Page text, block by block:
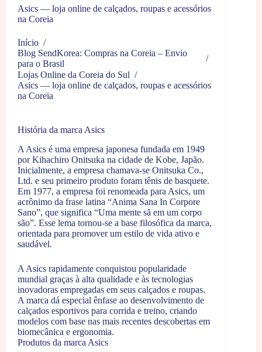
Asics — loja online de calçados, roupas e acessórios
na Coreia
Início /
Blog SendKorea: Compras na Coreia – Envio
para o Brasil
/
Lojas Online da Coreia do Sul /
Asics — loja online de calçados, roupas e acessórios
na Coreia
História da marca Asics
A Asics é uma empresa japonesa fundada em 1949
por Kihachiro Onitsuka na cidade de Kobe, Japão.
Inicialmente, a empresa chamava-se Onitsuka Co.,
Ltd. e seu primeiro produto foram tênis de basquete.
Em 1977, a empresa foi renomeada para Asics, um
acrônimo da frase latina “Anima Sana In Corpore
Sano”, que significa “Uma mente sã em um corpo
são”. Esse lema tornou-se a base filosófica da marca,
orientada para promover um estilo de vida ativo e
saudável.
A Asics rapidamente conquistou popularidade
mundial graças à alta qualidade e às tecnologias
inovadoras empregadas em seus calçados e roupas.
A marca dá especial ênfase ao desenvolvimento de
calçados esportivos para corrida e treino, criando
modelos com base nas mais recentes descobertas em
biomecânica e ergonomia.
Produtos da marca Asics